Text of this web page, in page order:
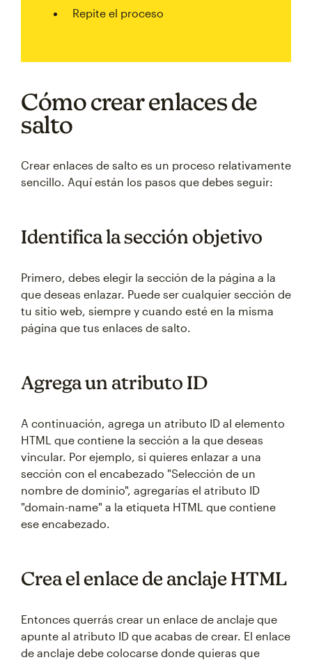
Repite el proceso
Cómo crear enlaces de
salto
Crear enlaces de salto es un proceso relativamente
sencillo. Aquí están los pasos que debes seguir:
Identifica la sección objetivo
Primero, debes elegir la sección de la página a la
que deseas enlazar. Puede ser cualquier sección de
tu sitio web, siempre y cuando esté en la misma
página que tus enlaces de salto.
Agrega un atributo ID
A continuación, agrega un atributo ID al elemento
HTML que contiene la sección a la que deseas
vincular. Por ejemplo, si quieres enlazar a una
sección con el encabezado "Selección de un
nombre de dominio", agregarías el atributo ID
"domain-name" a la etiqueta HTML que contiene
ese encabezado.
Crea el enlace de anclaje HTML
Entonces querrás crear un enlace de anclaje que
apunte al atributo ID que acabas de crear. El enlace
de anclaje debe colocarse donde quieras que